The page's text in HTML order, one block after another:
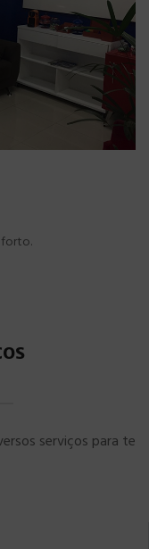
serviços para te